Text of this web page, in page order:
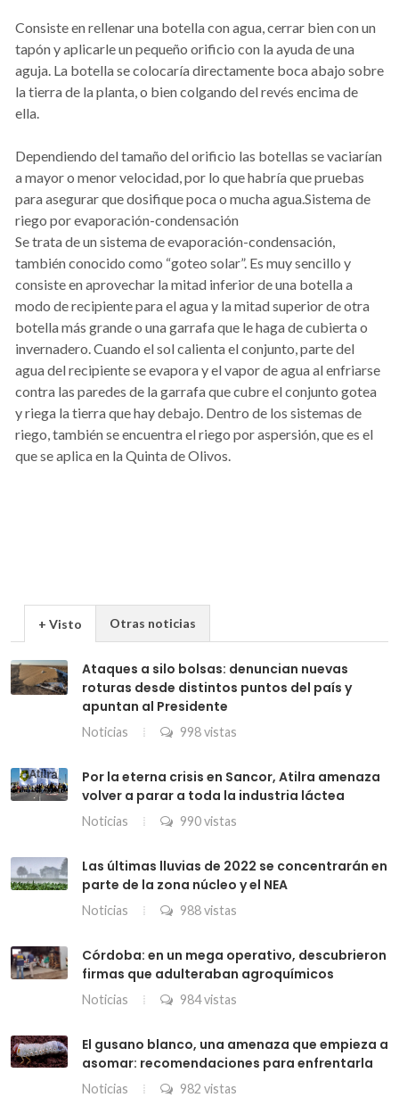
Consiste en rellenar una botella con agua, cerrar bien con un
tapón y aplicarle un pequeño orificio con la ayuda de una
aguja. La botella se colocaría directamente boca abajo sobre
la tierra de la planta, o bien colgando del revés encima de
ella.
Dependiendo del tamaño del orificio las botellas se vaciarían
a mayor o menor velocidad, por lo que habría que pruebas
para asegurar que dosifique poca o mucha agua.Sistema de
riego por evaporación-condensación
Se trata de un sistema de evaporación-condensación,
también conocido como “goteo solar”. Es muy sencillo y
consiste en aprovechar la mitad inferior de una botella a
modo de recipiente para el agua y la mitad superior de otra
botella más grande o una garrafa que le haga de cubierta o
invernadero. Cuando el sol calienta el conjunto, parte del
agua del recipiente se evapora y el vapor de agua al enfriarse
contra las paredes de la garrafa que cubre el conjunto gotea
y riega la tierra que hay debajo. Dentro de los sistemas de
riego, también se encuentra el riego por aspersión, que es el
que se aplica en la Quinta de Olivos.
+ Visto Otras noticias
Ataques a silo bolsas: denuncian nuevas
roturas desde distintos puntos del país y
apuntan al Presidente
Noticias 998 vistas
Por la eterna crisis en Sancor, Atilra amenaza
volver a parar a toda la industria láctea
Noticias 990 vistas
Las últimas lluvias de 2022 se concentrarán en
parte de la zona núcleo y el NEA
Noticias 988 vistas
Córdoba: en un mega operativo, descubrieron
firmas que adulteraban agroquímicos
Noticias 984 vistas
El gusano blanco, una amenaza que empieza a
asomar: recomendaciones para enfrentarla
Noticias 982 vistas